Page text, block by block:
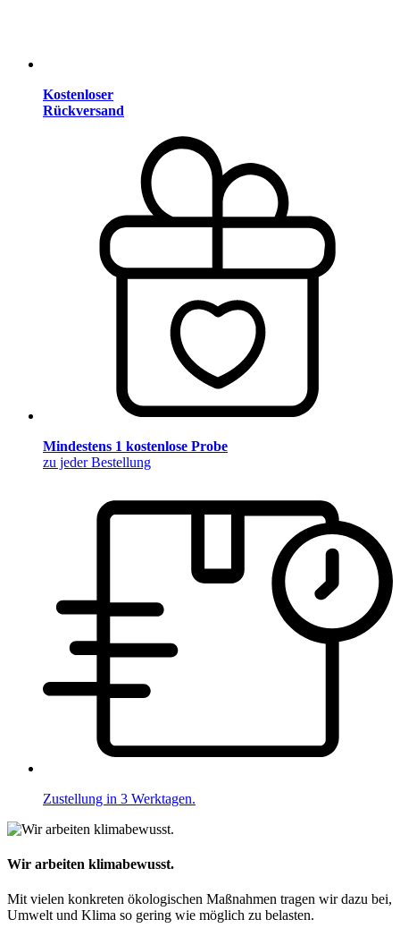
Kostenloser
Rückversand
Mindestens 1 kostenlose Probe
zu jeder Bestellung
Zustellung in 3 Werktagen.
Wir arbeiten klimabewusst.
Mit vielen konkreten ökologischen Maßnahmen tragen wir dazu bei,
Umwelt und Klima so gering wie möglich zu belasten.